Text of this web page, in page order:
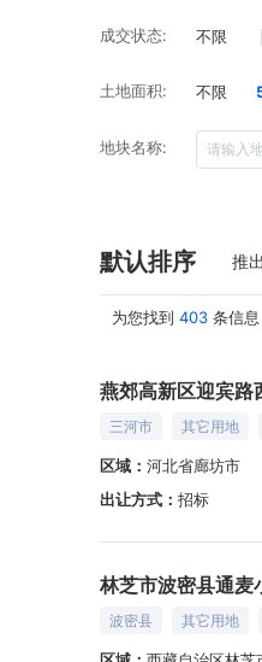
成交状态: 不限
土地面积: 不限
地块名称:
默认排序 推
为您找到 403 条信息
燕郊高新区迎宾路
三河市 其它用地
区域： 河北省廊坊市
出让方式： 招标
林芝市波密县通
波密县 其它用地